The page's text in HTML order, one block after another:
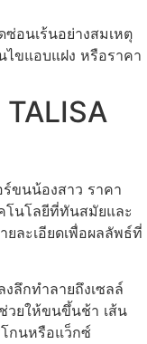
ซ่อนเร้นอย่างสมเหตุ
ไขแอบแฝง หรือราคา
ร์ขนน้องสาว ราคา
โนโลยีที่ทันสมัยและ
ละเอียดเพื่อผลลัพธ์ที่
งลึกทำลายถึงเซลล์
วยให้ขนขึ้นช้า เส้น
โกนหรือแว็กซ์